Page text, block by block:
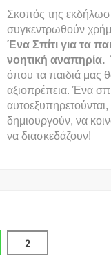
Σκοπός της
συγκεντρωθούν
Ένα Σπίτι για τα
νοητική αναπηρία.
όπου τα παιδιά μας
αξιοπρέπεια. Ένα
δημιουργούν, να
να διασκεδάζουν!
2